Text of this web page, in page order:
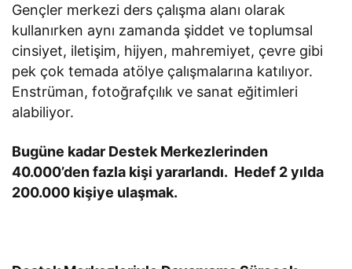
Gençler merkezi ders çalışma alanı olarak
kullanırken aynı zamanda şiddet ve toplumsal
cinsiyet, iletişim, hijyen, mahremiyet, çevre gibi
pek çok temada atölye çalışmalarına katılıyor.
Enstrüman, fotoğrafçılık ve sanat eğitimleri
alabiliyor.
Bugüne kadar Destek Merkezlerinden
40.000’den fazla kişi yararlandı. Hedef 2 yılda
200.000 kişiye ulaşmak.